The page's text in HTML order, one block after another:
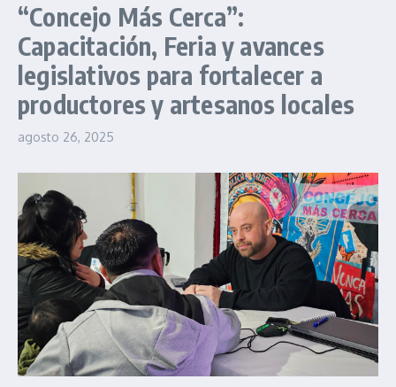
“Concejo Más Cerca”:
Capacitación, Feria y avances
legislativos para fortalecer a
productores y artesanos locales
agosto 26, 2025